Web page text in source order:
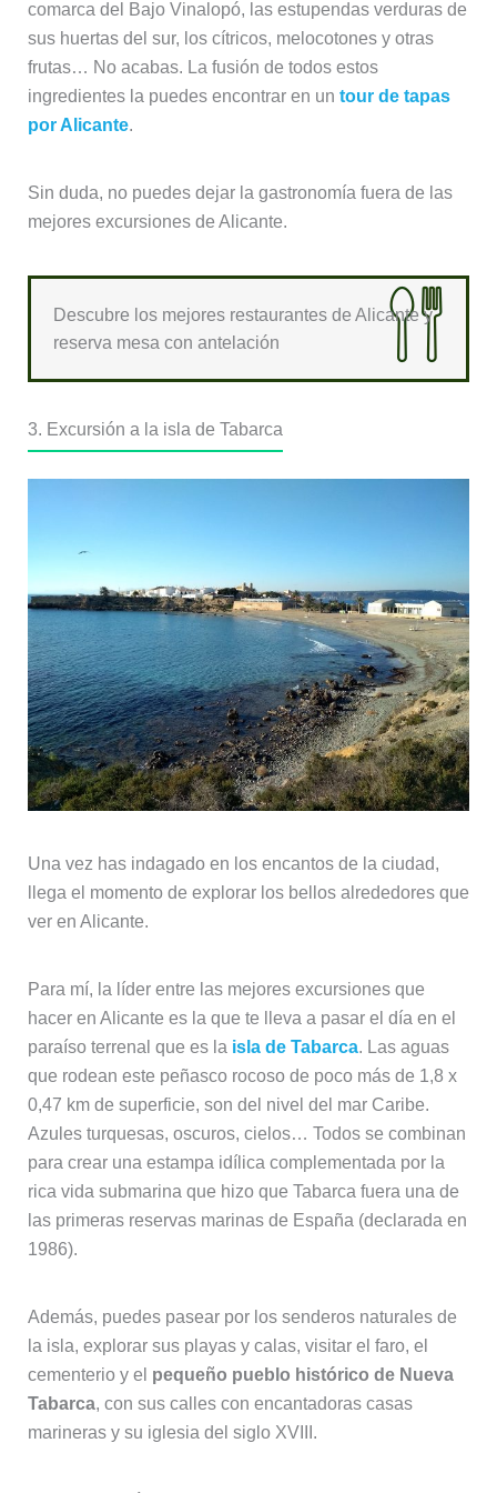
comarca del Bajo Vinalopó, las estupendas verduras de
sus huertas del sur, los cítricos, melocotones y otras
frutas… No acabas. La fusión de todos estos
ingredientes la puedes encontrar en un tour de tapas
por Alicante.
Sin duda, no puedes dejar la gastronomía fuera de las
mejores excursiones de Alicante.
Descubre los mejores restaurantes de Alicante y
reserva mesa con antelación
3. Excursión a la isla de Tabarca
Una vez has indagado en los encantos de la ciudad,
llega el momento de explorar los bellos alrededores que
ver en Alicante.
Para mí, la líder entre las mejores excursiones que
hacer en Alicante es la que te lleva a pasar el día en el
paraíso terrenal que es la isla de Tabarca. Las aguas
que rodean este peñasco rocoso de poco más de 1,8 x
0,47 km de superficie, son del nivel del mar Caribe.
Azules turquesas, oscuros, cielos… Todos se combinan
para crear una estampa idílica complementada por la
rica vida submarina que hizo que Tabarca fuera una de
las primeras reservas marinas de España (declarada en
1986).
Además, puedes pasear por los senderos naturales de
la isla, explorar sus playas y calas, visitar el faro, el
cementerio y el pequeño pueblo histórico de Nueva
Tabarca, con sus calles con encantadoras casas
marineras y su iglesia del siglo XVIII.